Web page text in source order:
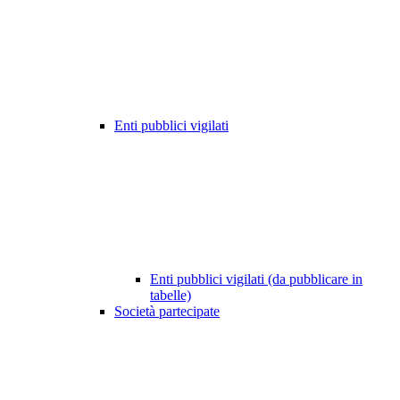
Enti pubblici vigilati
Enti pubblici vigilati (da pubblicare in
tabelle)
Società partecipate